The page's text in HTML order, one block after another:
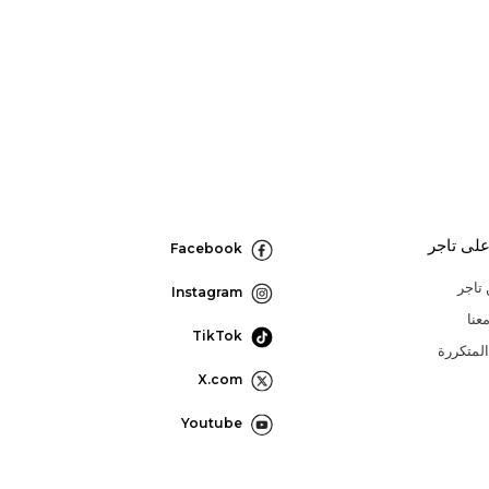
تاجر Facebook
Instagram
TikTok
X.com
Youtube